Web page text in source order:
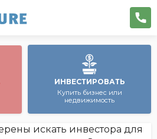
ИНВЕСТИРОВАТЬ
Купить бизнес или
недвижимость